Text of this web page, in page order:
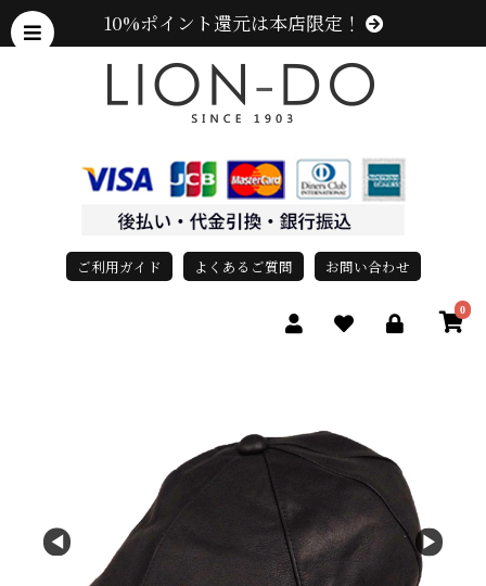
10%ポイント還元は本店限定！
ご利用ガイド よくあるご質問 お問い合わせ
0